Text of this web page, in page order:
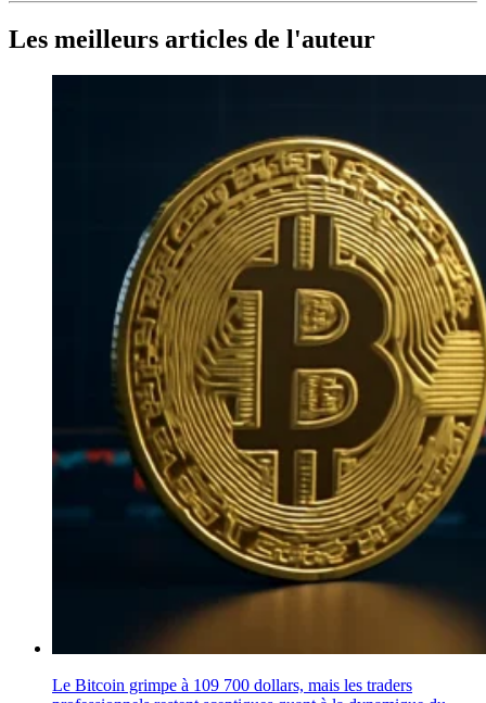
Les meilleurs articles de l'auteur
Le Bitcoin grimpe à 109 700 dollars, mais les traders